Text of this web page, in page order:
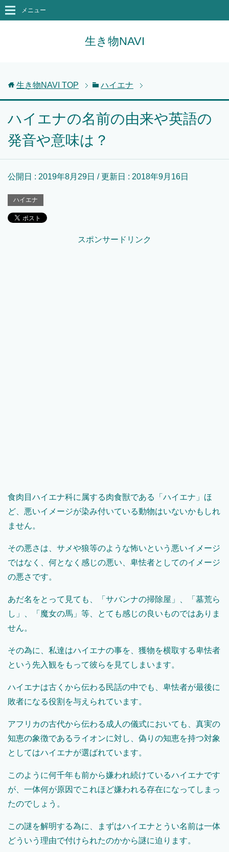
生き物NAVI
メニュー
生き物NAVI TOP ハイエナ
ハイエナの名前の由来や英語の
発音や意味は？
公開日 : 2019年8月29日 / 更新日 : 2018年9月16日
ハイエナ
スポンサードリンク
食肉目ハイエナ科に属する肉食獣である「ハイエナ」ほ
ど、悪いイメージが染み付いている動物はいないかもしれ
ません。
その悪さは、サメや狼等のような怖いという悪いイメージ
ではなく、何となく感じの悪い、卑怯者としてのイメージ
の悪さです。
あだ名をとって見ても、「サバンナの掃除屋」、「墓荒ら
し」、「魔女の馬」等、とても感じの良いものではありま
せん。
その為に、私達はハイエナの事を、獲物を横取する卑怯者
という先入観をもって彼らを見てしまいます。
ハイエナは古くから伝わる民話の中でも、卑怯者が最後に
敗者になる役割を与えられています。
アフリカの古代から伝わる成人の儀式においても、真実の
知恵の象徴であるライオンに対し、偽りの知恵を持つ対象
としてはハイエナが選ばれています。
このように何千年も前から嫌われ続けているハイエナです
が、一体何が原因でこれほど嫌われる存在になってしまっ
たのでしょう。
この謎を解明する為に、まずはハイエナとうい名前は一体
どういう理由で付けられたのかから謎に迫ります。